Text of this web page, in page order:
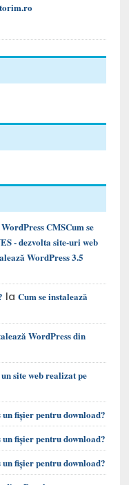
CMSCum se
- dezvolta site-uri web
WordPress 3.5
laCum se instalează
WordPress din
site web realizat pe
fișier pentru download?
fișier pentru download?
fișier pentru download?